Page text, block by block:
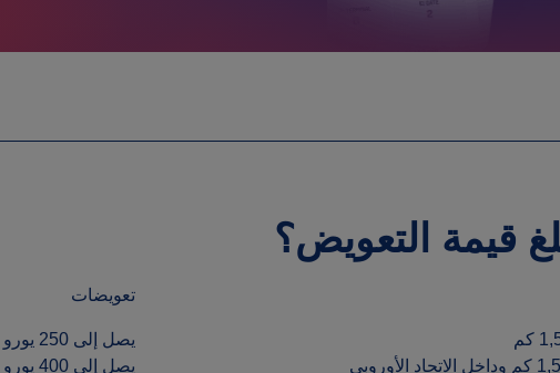
قيمة التعويض؟
تعويضات
يصل إلى 250 يورو لكل مسافر
يصل إلى 400 يورو لكل مسافر